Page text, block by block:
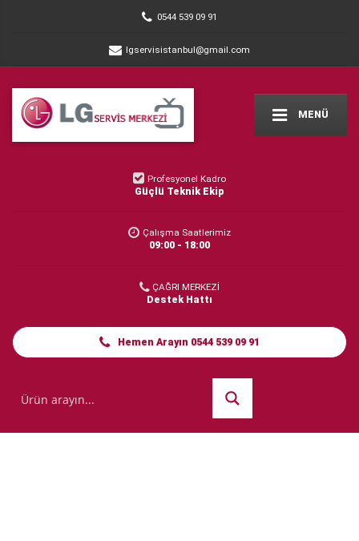
0544 539 09 91
lgservisistanbul@gmail.com
MENÜ
Profesyonel Kadro
Güçlü Teknik Ekip
Çalışma Saatlerimiz
09:00 - 18:00
ÇAĞRI MERKEZİ
Destek Hattı
Hemen Arayın 0544 539 09 91